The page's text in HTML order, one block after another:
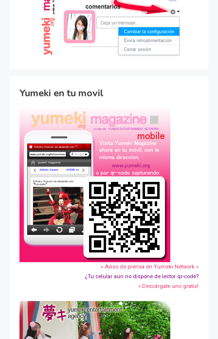
Yumeki en tu movil
» Aviso de prensa en Yumeki Network »
¿Tu celular aún no dispone de lector qr-code?
» Descárgate uno gratis!